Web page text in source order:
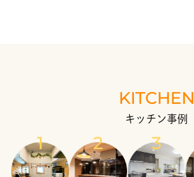
KITCHEN
キッチン事例